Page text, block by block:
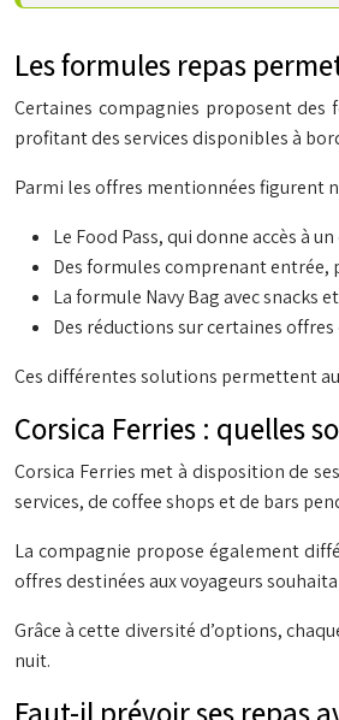
Les formules repas
Certaines compagnies proposent
profitant des services disponibles à
Parmi les offres mentionnées figurent
Le Food Pass, qui donne accès à
Des formules comprenant entrée,
La formule Navy Bag avec snacks
Des réductions sur certaines
Ces différentes solutions permettent
Corsica Ferries : quelles
Corsica Ferries met à disposition de
services, de coffee shops et de bars
La compagnie propose également
offres destinées aux voyageurs
Grâce à cette diversité d’options,
nuit.
Faut-il prévoir ses repas